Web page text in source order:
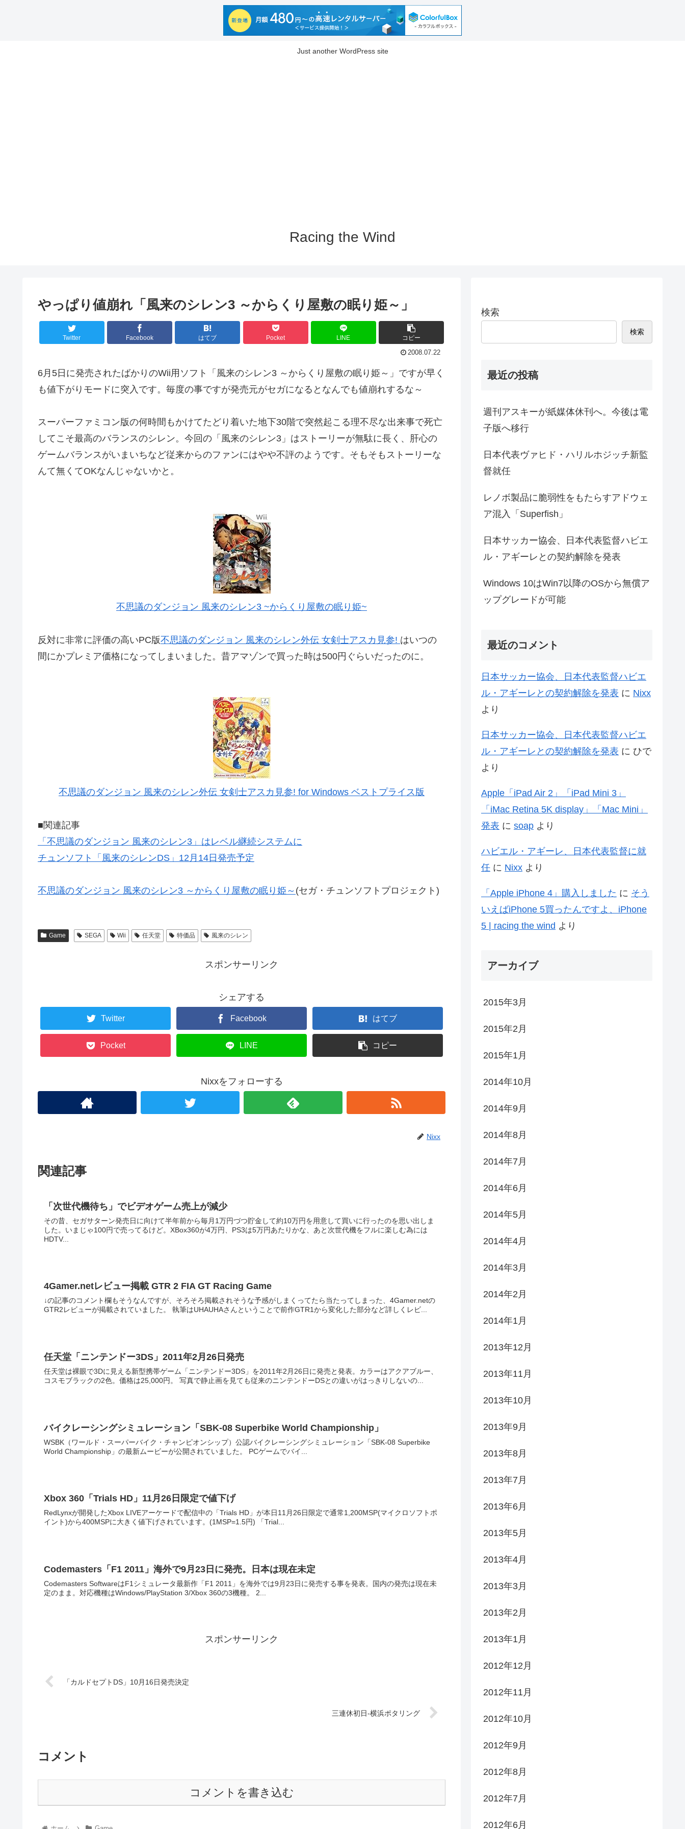
Just another WordPress site
Racing the Wind
やっぱり値崩れ「風来のシレン3 ～からくり屋敷の眠り姫～」
Twitter Facebook はてブ Pocket LINE コピー
2008.07.22
6月5日に発売されたばかりのWii用ソフト「風来のシレン3 ～からくり屋敷の眠り姫～」ですが早く
も値下がりモードに突入です。毎度の事ですが発売元がセガになるとなんでも値崩れするな～
スーパーファミコン版の何時間もかけてたどり着いた地下30階で突然起こる理不尽な出来事で死亡
してこそ最高のバランスのシレン。今回の「風来のシレン3」はストーリーが無駄に長く、肝心の
ゲームバランスがいまいちなど従来からのファンにはやや不評のようです。そもそもストーリーな
んて無くてOKなんじゃないかと。
不思議のダンジョン 風来のシレン3 ~からくり屋敷の眠り姫~
反対に非常に評価の高いPC版不思議のダンジョン 風来のシレン外伝 女剣士アスカ見参! はいつの
間にかプレミア価格になってしまいました。昔アマゾンで買った時は500円ぐらいだったのに。
不思議のダンジョン 風来のシレン外伝 女剣士アスカ見参! for Windows ベストプライス版
■関連記事
「不思議のダンジョン 風来のシレン3」はレベル継続システムに
チュンソフト「風来のシレンDS」12月14日発売予定
不思議のダンジョン 風来のシレン3 ～からくり屋敷の眠り姫～ (セガ・チュンソフトプロジェクト)
Game SEGA Wii 任天堂 特価品 風来のシレン
スポンサーリンク
シェアする
Twitter Facebook はてブ
Pocket LINE コピー
Nixxをフォローする
Nixx
関連記事
「次世代機待ち」でビデオゲーム売上が減少
その昔、セガサターン発売日に向けて半年前から毎月1万円づつ貯金して約10万円を用意して買いに行ったのを思い出しま
した。いまじゃ100円で売ってるけど。XBox360が4万円、PS3は5万円あたりかな、あと次世代機をフルに楽しむ為には
HDTV...
4Gamer.netレビュー掲載 GTR 2 FIA GT Racing Game
↓の記事のコメント欄もそうなんですが、そろそろ掲載されそうな予感がしまくってたら当たってしまった、4Gamer.netの
GTR2レビューが掲載されていました。 執筆はUHAUHAさんということで前作GTR1から変化した部分など詳しくレビ...
任天堂「ニンテンドー3DS」2011年2月26日発売
任天堂は裸眼で3Dに見える新型携帯ゲーム「ニンテンドー3DS」を2011年2月26日に発売と発表。カラーはアクアブルー、
コスモブラックの2色。価格は25,000円。 写真で静止画を見ても従来のニンテンドーDSとの違いがはっきりしないの...
バイクレーシングシミュレーション「SBK-08 Superbike World Championship」
WSBK（ワールド・スーパーバイク・チャンピオンシップ）公認バイクレーシングシミュレーション「SBK-08 Superbike
World Championship」の最新ムービーが公開されていました。 PCゲームでバイ...
Xbox 360「Trials HD」11月26日限定で値下げ
RedLynxが開発したXbox LIVEアーケードで配信中の「Trials HD」が本日11月26日限定で通常1,200MSP(マイクロソフトポ
イント)から400MSPに大きく値下げされています。(1MSP=1.5円) 「Trial...
Codemasters「F1 2011」海外で9月23日に発売。日本は現在未定
Codemasters SoftwareはF1シミュレータ最新作「F1 2011」を海外では9月23日に発売する事を発表。国内の発売は現在未
定のまま。対応機種はWindows/PlayStation 3/Xbox 360の3機種。 2...
スポンサーリンク
「カルドセプトDS」10月16日発売決定
三連休初日-横浜ポタリング
コメント
コメントを書き込む
検索
検索
最近の投稿
週刊アスキーが紙媒体休刊へ。今後は電
子版へ移行
日本代表ヴァヒド・ハリルホジッチ新監
督就任
レノボ製品に脆弱性をもたらすアドウェ
ア混入「Superfish」
日本サッカー協会、日本代表監督ハビエ
ル・アギーレとの契約解除を発表
Windows 10はWin7以降のOSから無償ア
ップグレードが可能
最近のコメント
日本サッカー協会、日本代表監督ハビエ
ル・アギーレとの契約解除を発表 に Nixx
より
日本サッカー協会、日本代表監督ハビエ
ル・アギーレとの契約解除を発表 に ひで
より
Apple「iPad Air 2」「iPad Mini 3」
「iMac Retina 5K display」「Mac Mini」
発表 に soap より
ハビエル・アギーレ、日本代表監督に就
任 に Nixx より
「Apple iPhone 4」購入しました に そう
いえばiPhone 5買ったんですよ、iPhone
5 | racing the wind より
アーカイブ
2015年3月
2015年2月
2015年1月
2014年10月
2014年9月
2014年8月
2014年7月
2014年6月
2014年5月
2014年4月
2014年3月
2014年2月
2014年1月
2013年12月
2013年11月
2013年10月
2013年9月
2013年8月
2013年7月
2013年6月
2013年5月
2013年4月
2013年3月
2013年2月
2013年1月
2012年12月
2012年11月
2012年10月
2012年9月
2012年8月
2012年7月
2012年6月